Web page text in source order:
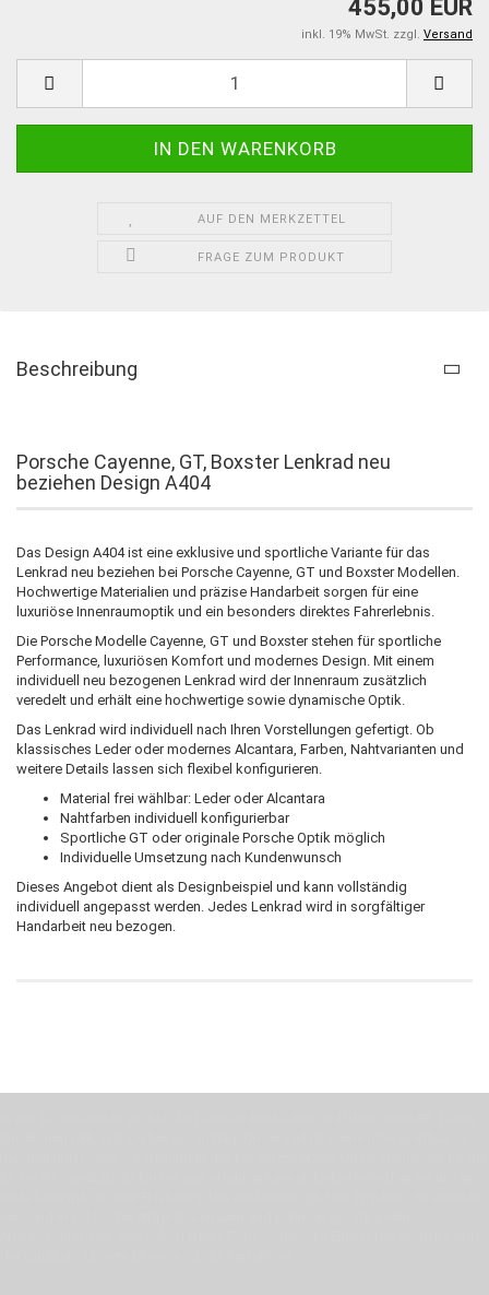
455,00 EUR
inkl. 19% MwSt. zzgl. Versand
AUF DEN MERKZETTEL
FRAGE ZUM PRODUKT
Beschreibung
Porsche Cayenne, GT, Boxster Lenkrad neu
beziehen Design A404
Das Design A404 ist eine exklusive und sportliche Variante für das
Lenkrad neu beziehen bei Porsche Cayenne, GT und Boxster Modellen.
Hochwertige Materialien und präzise Handarbeit sorgen für eine
luxuriöse Innenraumoptik und ein besonders direktes Fahrerlebnis.
Die Porsche Modelle Cayenne, GT und Boxster stehen für sportliche
Performance, luxuriösen Komfort und modernes Design. Mit einem
individuell neu bezogenen Lenkrad wird der Innenraum zusätzlich
veredelt und erhält eine hochwertige sowie dynamische Optik.
Das Lenkrad wird individuell nach Ihren Vorstellungen gefertigt. Ob
klassisches Leder oder modernes Alcantara, Farben, Nahtvarianten und
weitere Details lassen sich flexibel konfigurieren.
Material frei wählbar: Leder oder Alcantara
Nahtfarben individuell konfigurierbar
Sportliche GT oder originale Porsche Optik möglich
Individuelle Umsetzung nach Kundenwunsch
Dieses Angebot dient als Designbeispiel und kann vollständig
individuell angepasst werden. Jedes Lenkrad wird in sorgfältiger
Handarbeit neu bezogen.